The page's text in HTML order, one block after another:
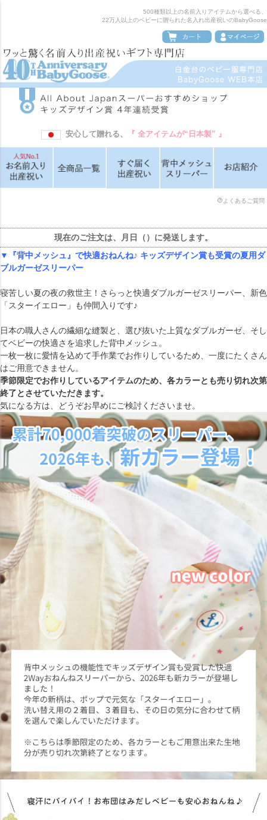
500種類以上の名前入りアイテムから選べる、
22万人以上のベビーに贈られた名入れ出産祝いのBabyGoose
安心して贈れる、 『 全アイテムが“日本製” 』
よくあるご質問
現在のご注文は、 月 日（）に発送します。
▼『背中メッシュ』で快適おねんね♪ キッズデザイン賞も受賞の夏用ダ
ブルガーゼスリーパー
寝苦しい夏の夜の救世主！さらっと快適ダブルガーゼスリーパー、新色
「スターイエロー」も仲間入りです♪
日本の職人さんの繊細な縫製と、選び抜いた上質なダブルガーゼ、そし
てベビーの快適さを追求した背中メッシュ。
一枚一枚に愛情を込めて手作業でお作りしているため、一度にたくさん
はご用意できません。
季節限定でお作りしているアイテムのため、各カラーとも売り切れ次第
終了とさせていただきます。
気になる方は、どうぞお早めにご検討くださいませ。
ジト
ップ
へ